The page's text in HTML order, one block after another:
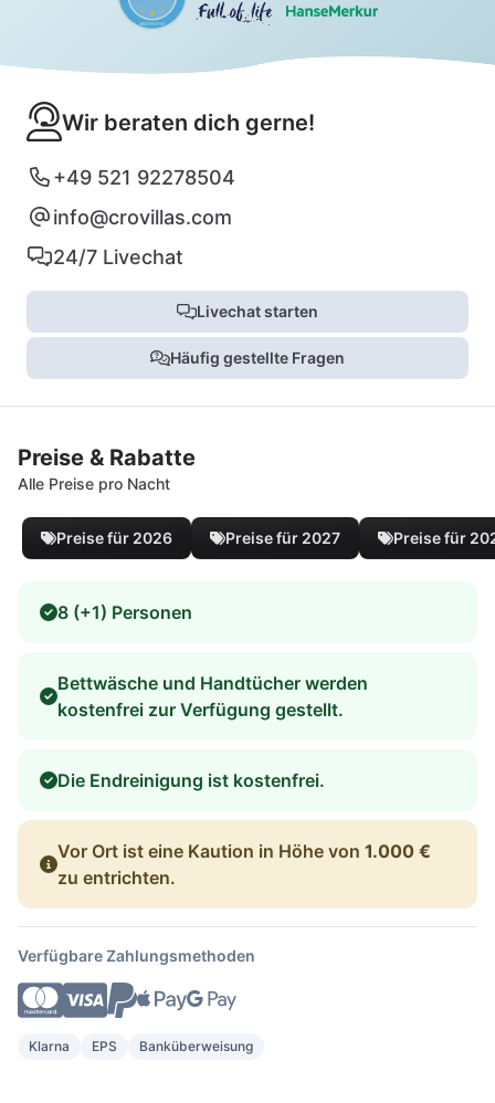
Wir beraten dich gerne!
+49 521 92278504
info@crovillas.com
24/7 Livechat
Livechat starten
Häufig gestellte Fragen
Preise & Rabatte
Alle Preise pro Nacht
Preise für 2026 Preise für 2027 Preise für
8 (+1) Personen
Bettwäsche und Handtücher werden
kostenfrei zur Verfügung gestellt.
Die Endreinigung ist kostenfrei.
Vor Ort ist eine Kaution in Höhe von 1.000 €
zu entrichten.
Verfügbare Zahlungsmethoden
Klarna EPS Banküberweisung